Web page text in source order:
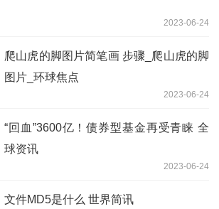
2023-06-24
爬山虎的脚图片简笔画 步骤_爬山虎的脚
图片_环球焦点
2023-06-24
“回血”3600亿！债券型基金再受青睐 全
球资讯
2023-06-24
文件MD5是什么 世界简讯